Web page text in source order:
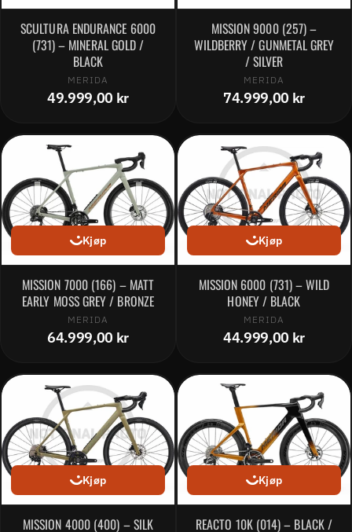
SCULTURA ENDURANCE 6000
(731) – MINERAL GOLD /
BLACK
MERIDA
49.999,00 kr
MISSION 9000 (257) –
WILDBERRY / GUNMETAL GREY
/ SILVER
MERIDA
74.999,00 kr
Kjøp
MISSION 7000 (166) – MATT
EARLY MOSS GREY / BRONZE
MERIDA
64.999,00 kr
Kjøp
MISSION 6000 (731) – WILD
HONEY / BLACK
MERIDA
44.999,00 kr
Kjøp
MISSION 4000 (400) – SILK
Kjøp
REACTO 10K (014) – BLACK /